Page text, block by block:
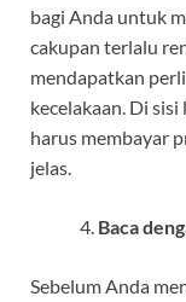
bagi Anda untuk
cakupan terlalu
mendapatkan
kecelakaan. Di
harus membayar
jelas.
Baca
Sebelum Anda